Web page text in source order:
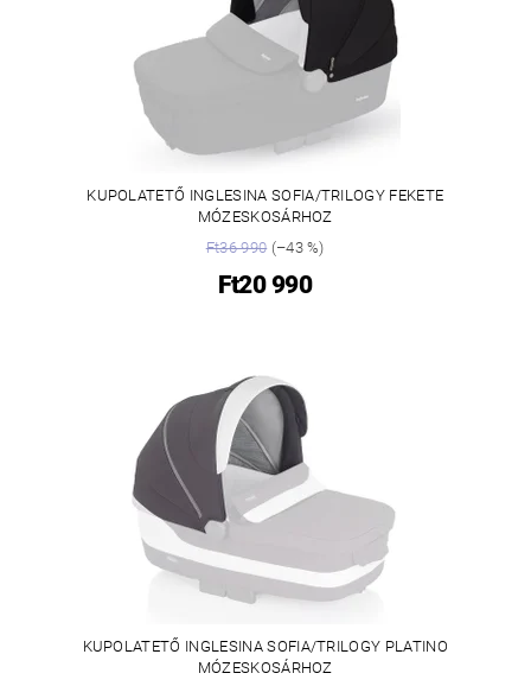
KUPOLATETŐ INGLESINA SOFIA/TRILOGY FEKETE
MÓZESKOSÁRHOZ
Ft36 990(–43 %)
Ft20 990
KUPOLATETŐ INGLESINA SOFIA/TRILOGY PLATINO
MÓZESKOSÁRHOZ